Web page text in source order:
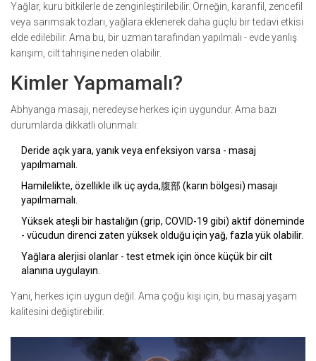
Yağlar, kuru bitkilerle de zenginleştirilebilir. Örneğin, karanfil, zencefil
veya sarımsak tozları, yağlara eklenerek daha güçlü bir tedavi etkisi
elde edilebilir. Ama bu, bir uzman tarafından yapılmalı - evde yanlış
karışım, cilt tahrişine neden olabilir.
Kimler Yapmamalı?
Abhyanga masajı, neredeyse herkes için uygundur. Ama bazı
durumlarda dikkatli olunmalı:
Deride açık yara, yanık veya enfeksiyon varsa - masaj
yapılmamalı.
Hamilelikte, özellikle ilk üç ayda,腹部 (karın bölgesi) masajı
yapılmamalı.
Yüksek ateşli bir hastalığın (grip, COVID-19 gibi) aktif döneminde
- vücudun direnci zaten yüksek olduğu için yağ, fazla yük olabilir.
Yağlara alerjisi olanlar - test etmek için önce küçük bir cilt
alanına uygulayın.
Yani, herkes için uygun değil. Ama çoğu kişi için, bu masaj yaşam
kalitesini değiştirebilir.